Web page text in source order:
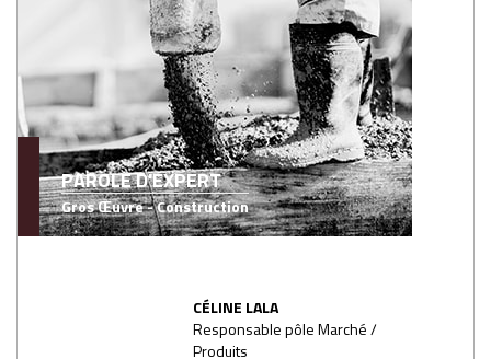
PAROLE D'EXPERT
Gros Œuvre - Construction
CÉLINE LALA
Responsable pôle Marché /
Produits